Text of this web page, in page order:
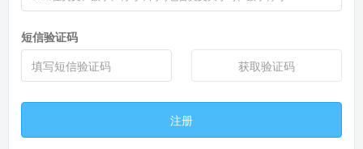
短信验证码
获取验证码
注册